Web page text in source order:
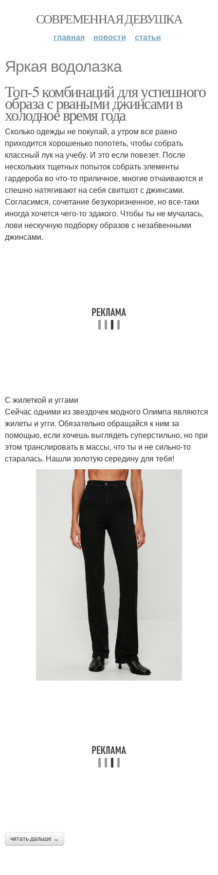
СОВРЕМЕННАЯ ДЕВУШКА
главная новости статьи
Яркая водолазка
Топ-5 комбинаций для успешного
образа с рваными джинсами в
холодное время года
Сколько одежды не покупай, а утром все равно
приходится хорошенько попотеть, чтобы собрать
классный лук на учебу. И это если повезет. После
нескольких тщетных попыток собрать элементы
гардероба во что-то приличное, многие отчаиваются и
спешно натягивают на себя свитшот с джинсами.
Согласимся, сочетание безукоризненное, но все-таки
иногда хочется чего-то эдакого. Чтобы ты не мучалась,
лови нескучную подборку образов с незабвенными
джинсами.
С жилеткой и уггами
Сейчас одними из звездочек модного Олимпа являются
жилеты и угги. Обязательно обращайся к ним за
помощью, если хочешь выглядеть суперстильно, но при
этом транслировать в массы, что ты и не сильно-то
старалась. Нашли золотую середину для тебя!
читать дальше →